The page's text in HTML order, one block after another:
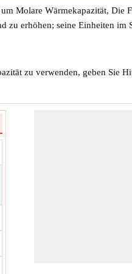
um Molare Wärmekapazität, Die
zu erhöhen; seine Einheiten im
zu verwenden, geben Sie